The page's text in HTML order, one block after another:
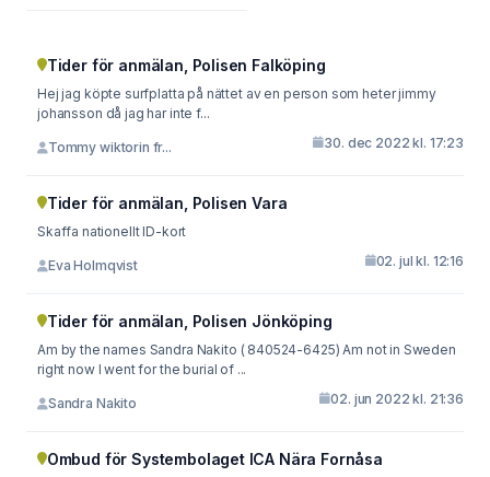
Tider för anmälan, Polisen Falköping
Hej jag köpte surfplatta på nättet av en person som heter jimmy
johansson då jag har inte f...
Tommy wiktorin fr... 30. dec 2022 kl. 17:23
Tider för anmälan, Polisen Vara
Skaffa nationellt ID-kort
Eva Holmqvist 02. jul kl. 12:16
Tider för anmälan, Polisen Jönköping
Am by the names Sandra Nakito ( 840524-6425) Am not in Sweden
right now I went for the burial of ...
Sandra Nakito 02. jun 2022 kl. 21:36
Ombud för Systembolaget ICA Nära Fornåsa